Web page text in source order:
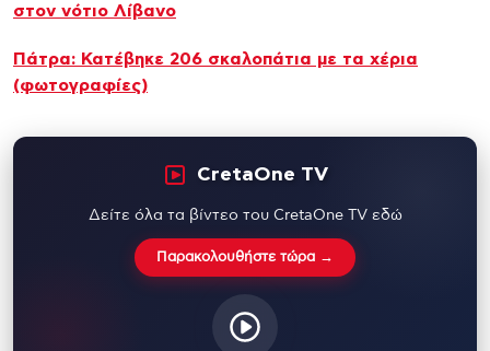
στον νότιο Λίβανο
Πάτρα: Κατέβηκε 206 σκαλοπάτια με τα χέρια
(φωτογραφίες)
CretaOne TV
Δείτε όλα τα βίντεο του CretaOne TV εδώ
Παρακολουθήστε τώρα →